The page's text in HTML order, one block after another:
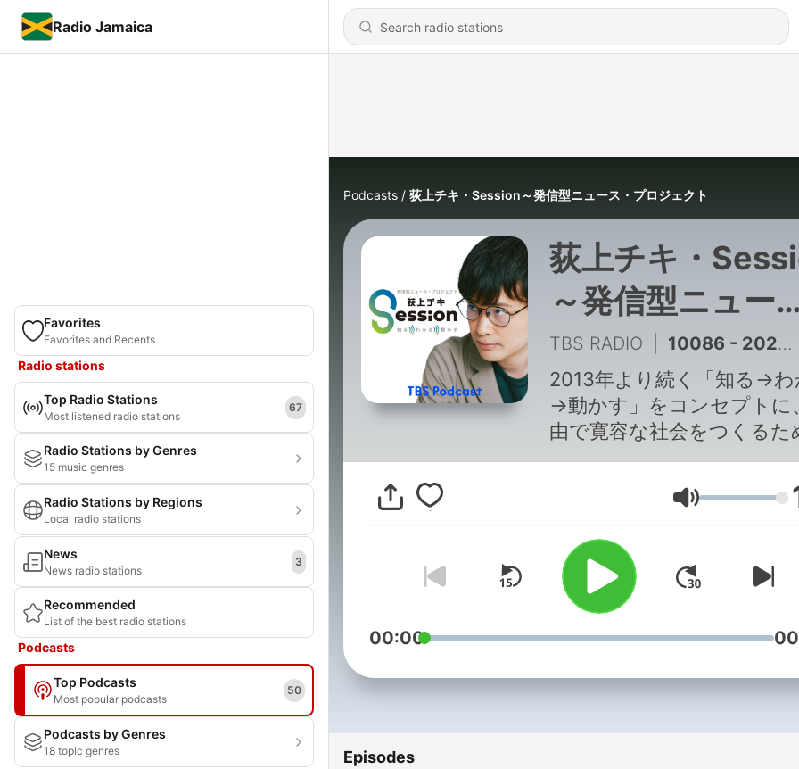
Radio Jamaica
Favorites
Favorites and Recents
Radio stations
Top Radio Stations
Most listened radio stations
67
Radio Stations by Genres
15 music genres
Radio Stations by Regions
Local radio stations
News
News radio stations
3
Recommended
List of the best radio stations
Podcasts
Top Podcasts
Most popular podcasts
50
Podcasts by Genres
18 topic genres
Podcasts 荻上チキ・Session～発信型ニュース・プロジェクト
荻上チキ・
～発信型ニュー
ス・プロジェクト
TBS RADIO 10086 - 2026年8月7日（金）ニュース
2013年より続く「知る→わ
→動かす」をコンセプトに
由で寛容な社会をつくるた
良質な議論と情報を共有す
ュース番組です。複雑化す
会の中で「何が、なぜ起き
るのか」を共に考え、一歩
未来を探ります。これまで
みを大切に、荻上チキと、
2026年4月からは片桐千晶(
金)、山本恵里伽(火)、日比
めます。 番組作りの参考のた
をお願いいたします。
Volume
00:00
Episodes